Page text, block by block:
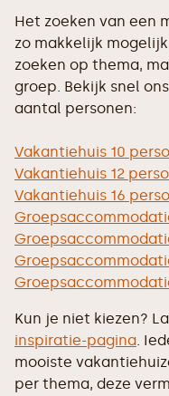
Het zoeken van een
zo makkelijk
zoeken op thema,
groep. Bekijk snel
aantal personen:
Vakantiehuis 10
Vakantiehuis 12
Vakantiehuis 16
Kun je niet kiezen?
inspiratie-pagina.
mooiste
per thema, deze